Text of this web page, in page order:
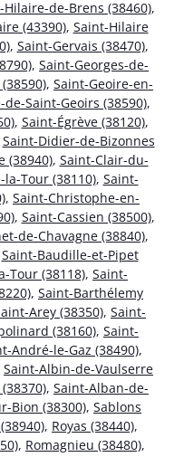
Hilaire-de-Brens (38460),
(43390), Saint-Hilaire
, Saint-Gervais (38470),
, Saint-Georges-de-
, Saint-Geoire-en-
Saint-Geoirs (38590),
, Saint-Égrève (38120),
Saint-Didier-de-Bizonnes
(38940), Saint-Clair-du-
Tour (38110), Saint-
, Saint-Christophe-en-
, Saint-Cassien (38500),
de-Chavagne (38840),
Saint-Baudille-et-Pipet
Tour (38118), Saint-
, Saint-Barthélemy
Arey (38350), Saint-
(38160), Saint-
André-le-Gaz (38490),
Saint-Albin-de-Vaulserre
, Saint-Alban-de-
Bion (38300), Sablons
, Royas (38440),
, Romagnieu (38480),